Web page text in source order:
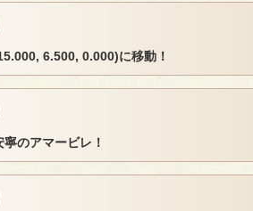
6.500, 0.000)に移動！
のアマービレ！